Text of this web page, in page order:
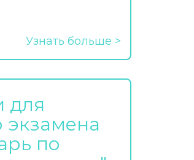
Узнать больше
для
экзамена
по